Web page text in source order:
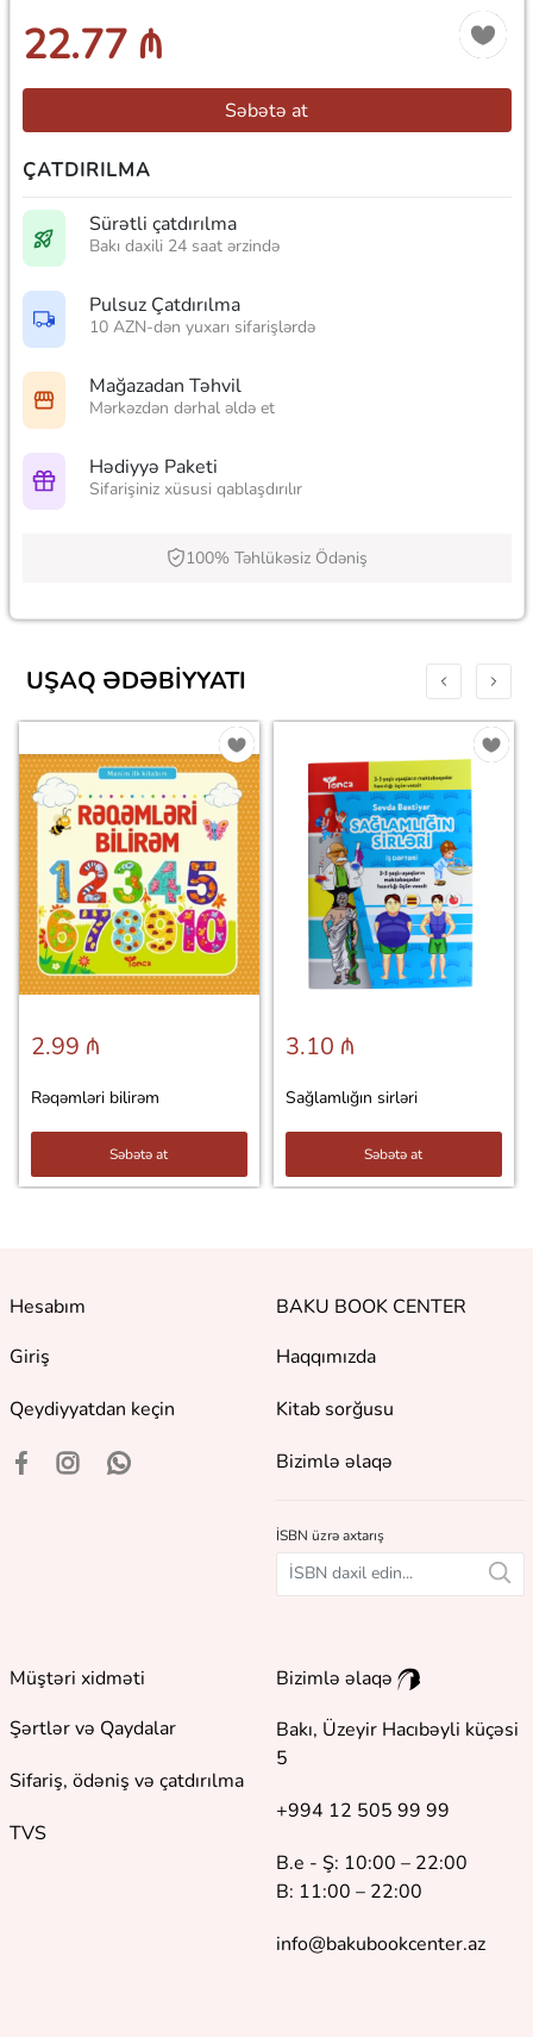
22.77 ₼
Səbətə at
ÇATDIRILMA
Sürətli çatdırılma
Bakı daxili 24 saat ərzində
Pulsuz Çatdırılma
10 AZN-dən yuxarı sifarişlərdə
Mağazadan Təhvil
Mərkəzdən dərhal əldə et
Hədiyyə Paketi
Sifarişiniz xüsusi qablaşdırılır
100% Təhlükəsiz Ödəniş
UŞAQ ƏDƏBIYYATI
2.99 ₼
Rəqəmləri bilirəm
Səbətə at
3.10 ₼
Sağlamlığın sirləri
Səbətə at
Hesabım
Giriş
Qeydiyyatdan keçin
BAKU BOOK CENTER
Haqqımızda
Kitab sorğusu
Bizimlə əlaqə
İSBN üzrə axtarış
Müştəri xidməti
Şərtlər və Qaydalar
Sifariş, ödəniş və çatdırılma
TVS
Bizimlə əlaqə
Bakı, Üzeyir Hacıbəyli küçəsi
5
+994 12 505 99 99
B.e - Ş: 10:00 – 22:00
B: 11:00 – 22:00
info@bakubookcenter.az